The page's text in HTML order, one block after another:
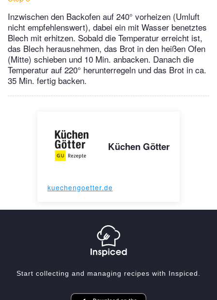
Inzwischen den Backofen auf 240° vorheizen (Umluft
nicht empfehlenswert), dabei ein mit Wasser benetztes
Blech mit erhitzen. Sobald die Temperatur erreicht ist,
das Blech herausnehmen, das Brot in den heißen Ofen
(Mitte) schieben und 10 Min. anbacken. Danach die
Temperatur auf 220° herunterregeln und das Brot in ca.
35 Min. fertig backen.
Küchen Götter
kuechengoetter.de
Start collecting and managing recipes with Inspiced.